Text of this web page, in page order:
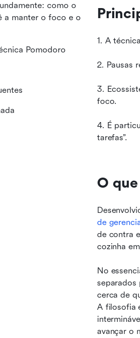
1. A
2. Pausas
3.
foco.
4. É
tarefas”.
O
de
de contra
cozinha
No
separados
cerca de
A filosofia
avançar o
como o
a manter o foco e o
Pomodoro